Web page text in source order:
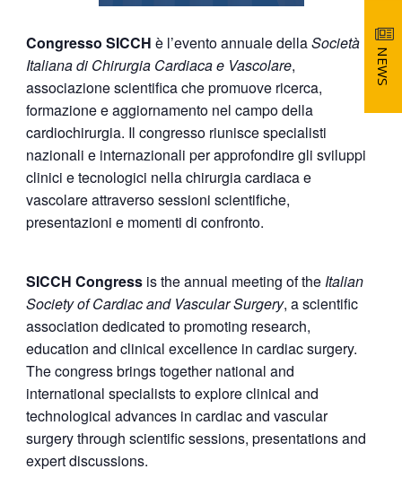
NEWS
Congresso SICCH è l’evento annuale dellaSocietà
Italiana di Chirurgia Cardiaca e Vascolare,
associazione scientifica che promuove ricerca,
formazione e aggiornamento nel campo della
cardiochirurgia. Il congresso riunisce specialisti
nazionali e internazionali per approfondire gli sviluppi
clinici e tecnologici nella chirurgia cardiaca e
vascolare attraverso sessioni scientifiche,
presentazioni e momenti di confronto.
SICCH Congressis the annual meeting of the Italian
Society of Cardiac and Vascular Surgery, a scientific
association dedicated to promoting research,
education and clinical excellence in cardiac surgery.
The congress brings together national and
international specialists to explore clinical and
technological advances in cardiac and vascular
surgery through scientific sessions, presentations and
expert discussions.